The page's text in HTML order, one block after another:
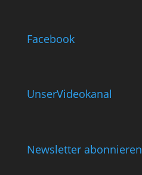
Facebook
UnserVideokanal
Newsletter abonnieren